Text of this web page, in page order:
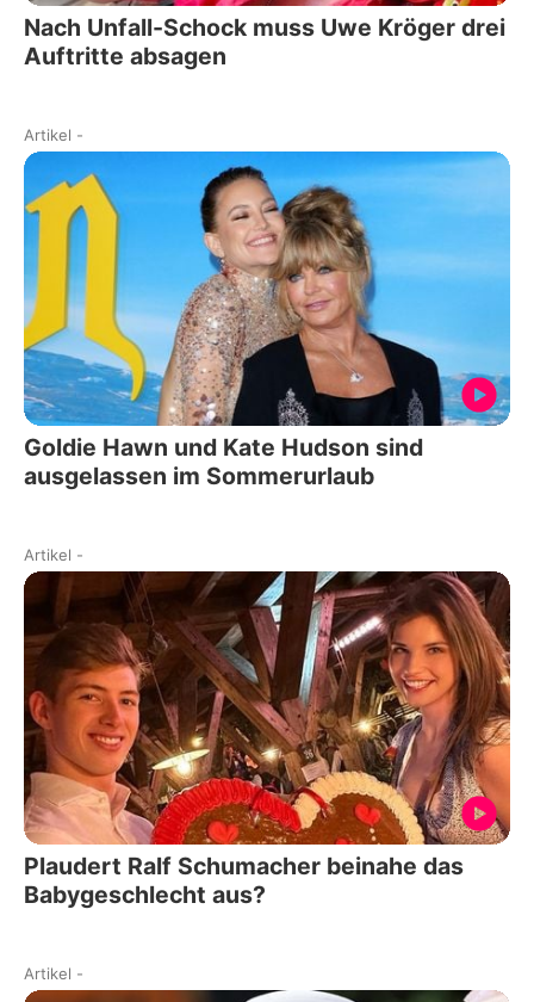
Nach Unfall-Schock muss Uwe Kröger drei
Auftritte absagen
Artikel -
Goldie Hawn und Kate Hudson sind
ausgelassen im Sommerurlaub
Artikel -
Plaudert Ralf Schumacher beinahe das
Babygeschlecht aus?
Artikel -